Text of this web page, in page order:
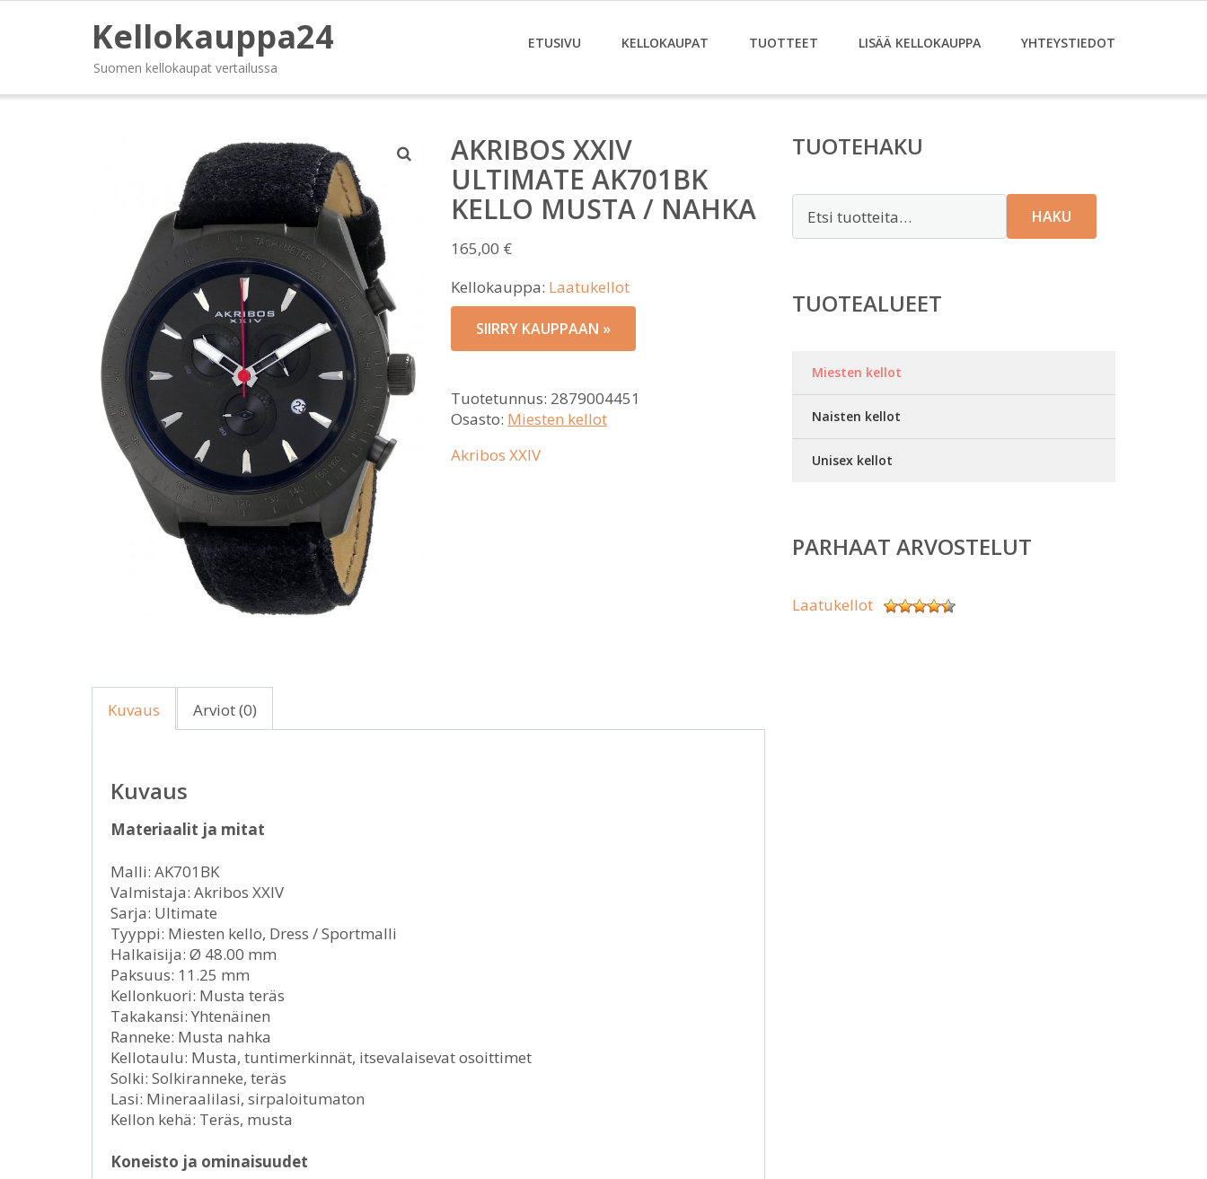
Kellokauppa24
Suomen kellokaupat vertailussa
ETUSIVU KELLOKAUPAT TUOTTEET LISÄÄ KELLOKAUPPA YHTEYSTIEDOT
AKRIBOS XXIV
ULTIMATE AK701BK
KELLO MUSTA / NAHKA
165,00 €
Kellokauppa: Laatukellot
SIIRRY KAUPPAAN »
Tuotetunnus: 2879004451
Osasto: Miesten kellot
Akribos XXIV
Kuvaus Arviot (0)
Kuvaus
Materiaalit ja mitat
Malli: AK701BK
Valmistaja: Akribos XXIV
Sarja: Ultimate
Tyyppi: Miesten kello, Dress / Sportmalli
Halkaisija: Ø 48.00 mm
Paksuus: 11.25 mm
Kellonkuori: Musta teräs
Takakansi: Yhtenäinen
Ranneke: Musta nahka
Kellotaulu: Musta, tuntimerkinnät, itsevalaisevat osoittimet
Solki: Solkiranneke, teräs
Lasi: Mineraalilasi, sirpaloitumaton
Kellon kehä: Teräs, musta
Koneisto ja ominaisuudet
TUOTEHAKU
HAKU
TUOTEALUEET
Miesten kellot
Naisten kellot
Unisex kellot
PARHAAT ARVOSTELUT
Laatukellot